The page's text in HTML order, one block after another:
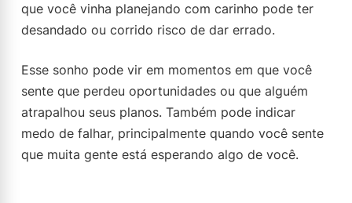
que você vinha planejando com carinho pode ter
desandado ou corrido risco de dar errado.
Esse sonho pode vir em momentos em que você
sente que perdeu oportunidades ou que alguém
atrapalhou seus planos. Também pode indicar
medo de falhar, principalmente quando você sente
que muita gente está esperando algo de você.